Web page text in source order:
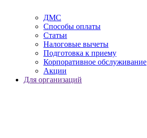
ДМС
Способы оплаты
Статьи
Налоговые вычеты
Подготовка к приему
Корпоративное обслуживание
Акции
Для организаций